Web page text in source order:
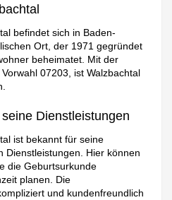
befindet sich in Baden-
Ort, der 1971 gegründet
beheimatet. Mit der
07203, ist Walzbachtal
Dienstleistungen
ist bekannt für seine
Dienstleistungen. Hier können
die Geburtsurkunde
planen. Die
und kundenfreundlich